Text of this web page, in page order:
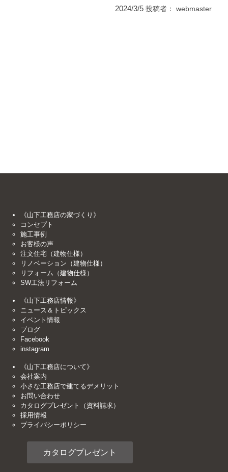
2024/3/5 投稿者： webmaster
《山下工務店の家づくり》
コンセプト
施工事例
お客様の声
注文住宅（建物仕様）
リノベーション（建物仕様）
リフォーム（建物仕様）
SW工法リフォーム
《山下工務店情報》
ニュース＆トピックス
イベント情報
ブログ
Facebook
instagram
《山下工務店について》
会社案内
小さな工務店で建てるデメリット
お問い合わせ
カタログプレゼント（資料請求）
採用情報
プライバシーポリシー
カタログプレゼント